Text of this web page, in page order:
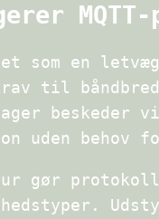
som en
til
uden behov
gør